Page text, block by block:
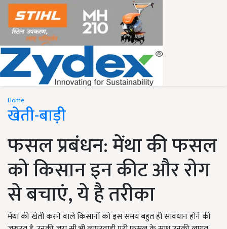
Home
खेती-बाड़ी
फसल प्रबंधन: मेंथा की फसल
को किसान इन कीट और रोग
से बचाएं, ये है तरीका
मेंथा की खेती करने वाले किसानों को इस समय बहुत ही सावधान होने की